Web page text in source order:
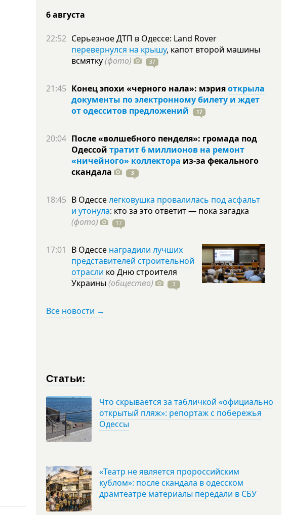
6 августа
22:52 Серьезное ДТП в Одессе: Land Rover
перевернулся на крышу, капот второй машины
всмятку(фото) 37
21:45 Конец эпохи «черного нала»: мэрияоткрыла
документы по электронному билету и ждет
от одесситов предложений
17
20:04 После «волшебного пенделя»: громада под
Одессой тратит 6 миллионов на ремонт
«ничейного» коллектора из-за фекального
скандала
3
18:45 В Одесселегковушка провалилась под асфальт
и утонула: кто за это ответит — пока загадка
(фото)
17
17:01 В Одессе наградили лучших
представителей строительной
отрасли ко Дню строителя
Украины (общество) 3
Все новости →
Статьи:
Что скрывается за табличкой «официально
открытый пляж»: репортаж с побережья
Одессы
«Театр не является пророссийским
кублом»: после скандала в одесском
драмтеатре материалы передали в СБУ